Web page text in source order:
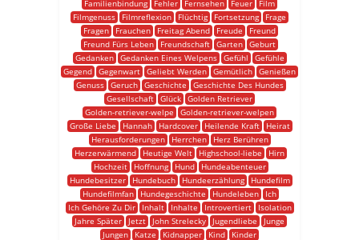
Familienbindung
Fehler Fernsehen Feuer
Film
Filmgenuss
Filmreflexion Flüchtig Fortsetzung
Frage
Fragen
Frauchen Freitag Abend Freude
Freund
Freund Fürs Leben
Freundschaft Garten Geburt
Gedanken
Gedanken Eines Welpens Gefühl
Gefühle
Gegend Gegenwart Geliebt Werden Gemütlich Genießen
Genuss
Geruch Geschichte
Geschichte Des Hundes
Gesellschaft Glück Golden Retriever
Golden-retriever-welpe
Golden-retriever-welpen
Große Liebe
Hannah Hardcover Heilende Kraft
Heirat
Herausforderungen
Herrchen
Herz Berühren
Herzerwärmend
Heutige Welt Highschool-liebe
Hirn
Hochzeit
Hoffnung Hund
Hundeabenteuer
Hundebesitzer
Hundebuch Hundeerzählung
Hundefilm
Hundefilmfan
Hundegeschichte Hundeleben
Ich
Ich Gehöre Zu Dir
Inhalt Inhalte Introvertiert
Isolation
Jahre Später
Jetzt John Strelecky Jugendliebe
Junge
Jungen
Katze Kidnapper Kind
Kinder